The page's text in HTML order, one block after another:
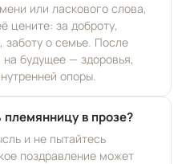
или ласкового слова,
цените: за доброту,
заботу о семье. После
будущее — здоровья,
опоры.
племянницу в прозе?
и не пытайтесь
поздравление может